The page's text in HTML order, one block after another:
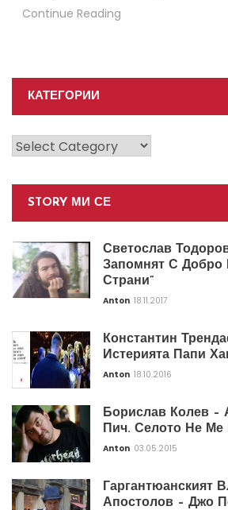
Continue Reading
КАТЕГОРИИ
Категории
STORY МИ СЕ
Светослав
Запомнят С Добро
Страни”
Anton 18.11.2017
Константин
Истерията Папи
Anton 18.10.2016
Борислав Колев –
Пич. Селото Не
Anton 03.05.2015
Гаргантюанският
Апостолов – Джо